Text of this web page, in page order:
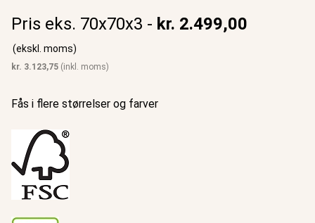
Pris eks. 70x70x3 - kr. 2.499,00
(ekskl. moms)
kr. 3.123,75 (inkl. moms)
Fås i flere størrelser og farver